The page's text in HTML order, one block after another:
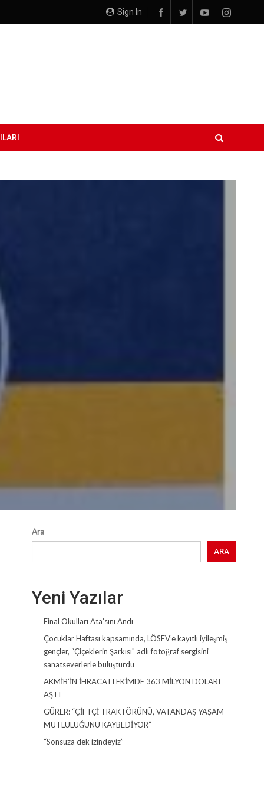
Sign In
Ara
ARA
Yeni Yazılar
Final Okulları Ata’sını Andı
Çocuklar Haftası kapsamında, LÖSEV’e kayıtlı iyileşmiş
gençler, “Çiçeklerin Şarkısı" adlı fotoğraf sergisini
sanatseverlerle buluşturdu
AKMİB’İN İHRACATI EKİMDE 363 MİLYON DOLARI
AŞTI
GÜRER: “ÇİFTÇİ TRAKTÖRÜNÜ, VATANDAŞ YAŞAM
MUTLULUĞUNU KAYBEDİYOR”
“Sonsuza dek izindeyiz”